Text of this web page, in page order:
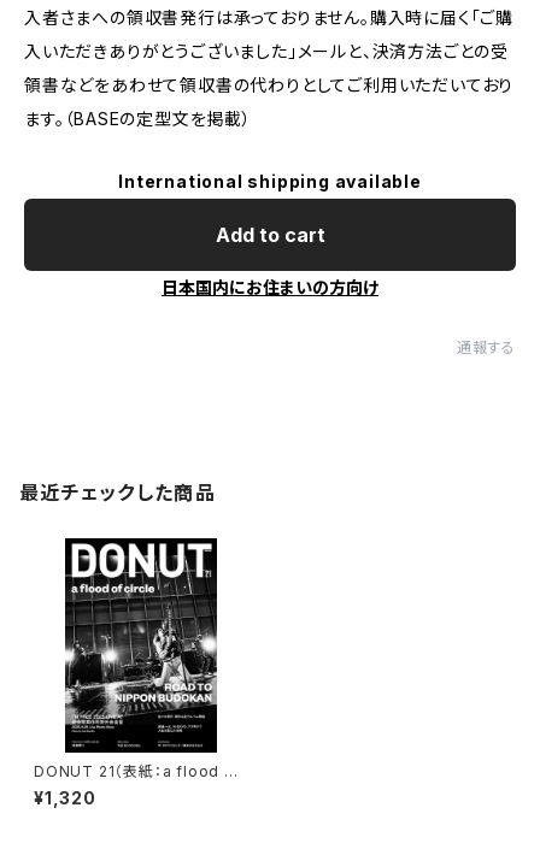
入者さまへの領収書発行は承っておりません。購入時に届く「ご購
入いただきありがとうございました」メールと、決済方法ごとの受
領書などをあわせて領収書の代わりとしてご利用いただいており
ます。（BASEの定型文を掲載）
International shipping available
Add to cart
日本国内にお住まいの方向け
通報する
最近チェックした商品
DONUT 21（表紙：a flood of
circle）ポストカード付
¥1,320